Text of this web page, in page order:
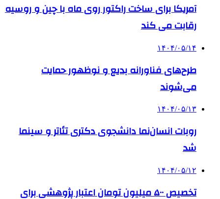
آمریکا برای ساخت راکتور روی ماه با چین و روسیه
رقابت می کند
۱۴۰۴/۰۵/۱۴
طرح‌های فناورانه بدیع و نوظهور حمایت
می‌شوند
۱۴۰۴/۰۵/۱۳
روبات انسان‌نما دانشجوی دکتری تئاتر و سینما
شد
۱۴۰۴/۰۵/۱۲
تخصیص ۵۰۰ میلیون تومان اعتبار پژوهشی برای